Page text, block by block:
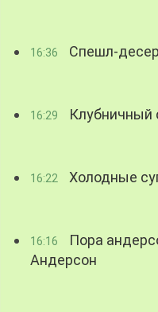
16:36 Спешл-
16:29 Клубничный
16:22 Холодные
16:16
Пора
Андерсон